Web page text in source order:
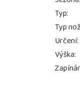
Typ:
Typ
Určení:
Výška: